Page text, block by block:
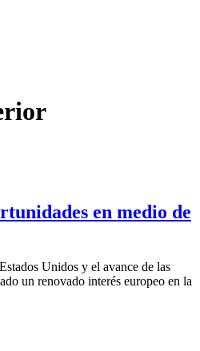
en medio de
Unidos y el avance de las
un renovado interés europeo en la